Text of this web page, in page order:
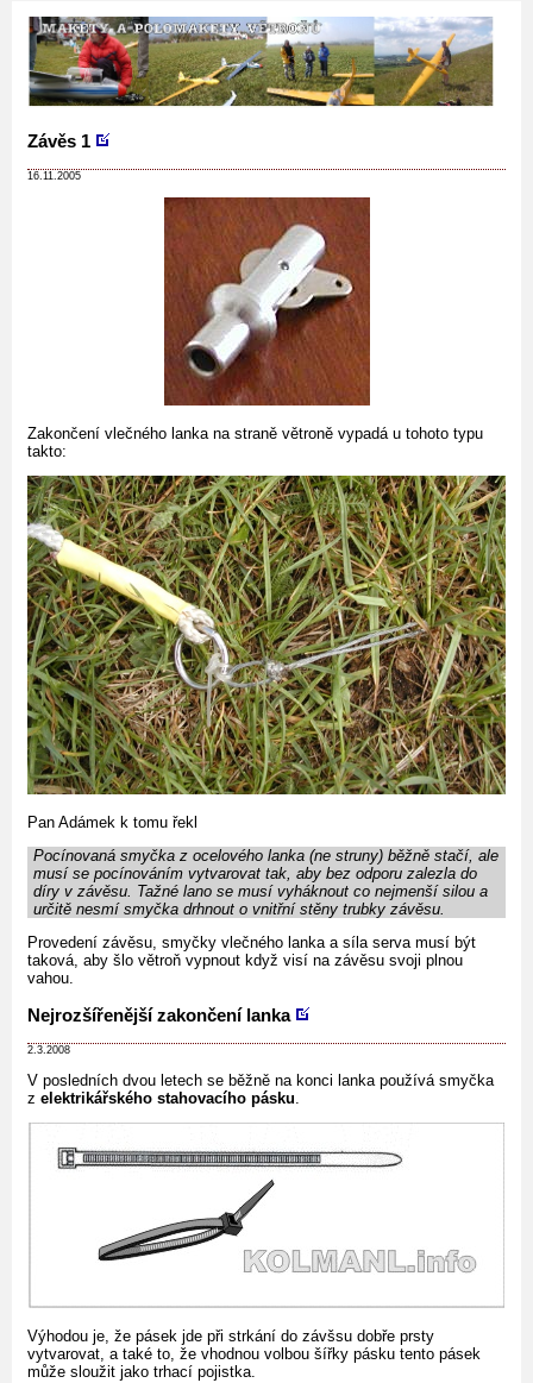
Závěs 1
16.11.2005
Zakončení vlečného lanka na straně větroně vypadá u tohoto typu
takto:
Pan Adámek k tomu řekl
Pocínovaná smyčka z ocelového lanka (ne struny) běžně stačí, ale
musí se pocínováním vytvarovat tak, aby bez odporu zalezla do
díry v závěsu. Tažné lano se musí vyháknout co nejmenší silou a
určitě nesmí smyčka drhnout o vnitřní stěny trubky závěsu.
Provedení závěsu, smyčky vlečného lanka a síla serva musí být
taková, aby šlo větroň vypnout když visí na závěsu svoji plnou
vahou.
Nejrozšířenější zakončení lanka
2.3.2008
V posledních dvou letech se běžně na konci lanka používá smyčka
z elektrikářského stahovacího pásku.
Výhodou je, že pásek jde při strkání do závšsu dobře prsty
vytvarovat, a také to, že vhodnou volbou šířky pásku tento pásek
může sloužit jako trhací pojistka.